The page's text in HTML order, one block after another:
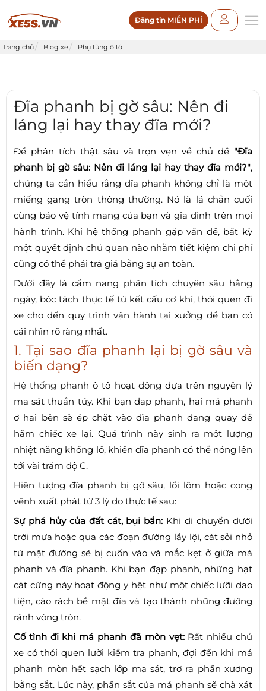
Đăng tin MIỄN PHÍ
Trang chủ Blog xe Phụ tùng ô tô
Đĩa phanh bị gờ sâu: Nên đi
láng lại hay thay đĩa mới?
Để phân tích thật sâu và trọn vẹn về chủ đề "Đĩa
phanh bị gờ sâu: Nên đi láng lại hay thay đĩa mới?",
chúng ta cần hiểu rằng đĩa phanh không chỉ là một
miếng gang tròn thông thường. Nó là lá chắn cuối
cùng bảo vệ tính mạng của bạn và gia đình trên mọi
hành trình. Khi hệ thống phanh gặp vấn đề, bất kỳ
một quyết định chủ quan nào nhằm tiết kiệm chi phí
cũng có thể phải trả giá bằng sự an toàn.
Dưới đây là cẩm nang phân tích chuyên sâu hằng
ngày, bóc tách thực tế từ kết cấu cơ khí, thói quen đi
xe cho đến quy trình vận hành tại xưởng để bạn có
cái nhìn rõ ràng nhất.
1. Tại sao đĩa phanh lại bị gờ sâu và
biến dạng?
Hệ thống phanhô tô hoạt động dựa trên nguyên lý
ma sát thuần túy. Khi bạn đạp phanh, hai má phanh
ở hai bên sẽ ép chặt vào đĩa phanh đang quay để
hãm chiếc xe lại. Quá trình này sinh ra một lượng
nhiệt năng khổng lồ, khiến đĩa phanh có thể nóng lên
tới vài trăm độ C.
Hiện tượng đĩa phanh bị gờ sâu, lồi lõm hoặc cong
vênh xuất phát từ 3 lý do thực tế sau:
Sự phá hủy của đất cát, bụi bẩn: Khi di chuyển dưới
trời mưa hoặc qua các đoạn đường lầy lội, cát sỏi nhỏ
từ mặt đường sẽ bị cuốn vào và mắc kẹt ở giữa má
phanh và đĩa phanh. Khi bạn đạp phanh, những hạt
cát cứng này hoạt động y hệt như một chiếc lưỡi dao
tiện, cào rách bề mặt đĩa và tạo thành những đường
rãnh vòng tròn.
Cố tình đi khi má phanh đã mòn vẹt:Rất nhiều chủ
xe có thói quen lười kiểm tra phanh, đợi đến khi má
phanh mòn hết sạch lớp ma sát, trơ ra phần xương
bằng sắt. Lúc này, phần sắt của má phanh sẽ chà xát